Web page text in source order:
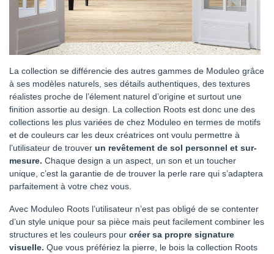
La collection se différencie des autres gammes de Moduleo grâce
à ses modèles naturels, ses détails authentiques, des textures
réalistes proche de l’élement naturel d’origine et surtout une
finition assortie au design. La collection Roots est donc une des
collections les plus variées de chez Moduleo en termes de motifs
et de couleurs car les deux créatrices ont voulu permettre à
l’utilisateur de trouver un revêtement de sol personnel et sur-
mesure. Chaque design a un aspect, un son et un toucher
unique, c’est la garantie de de trouver la perle rare qui s’adaptera
parfaitement à votre chez vous.
Avec Moduleo Roots l’utilisateur n’est pas obligé de se contenter
d’un style unique pour sa pièce mais peut facilement combiner les
structures et les couleurs pour créer sa propre signature
visuelle. Que vous préfériez la pierre, le bois la collection Roots